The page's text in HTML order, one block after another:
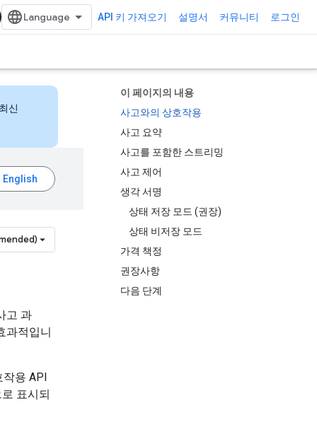
API 키 가져오기 설명서 커뮤니티 로그인
이 페이지의 내용
사고와의 상호작용
사고 요약
사고를 포함한 스트리밍
사고 제어
생각 서명
상태 저장 모드 (권장)
상태 비저장 모드
가격 책정
권장사항
다음 단계
신
고 과
과적입니
작용 API
표시되